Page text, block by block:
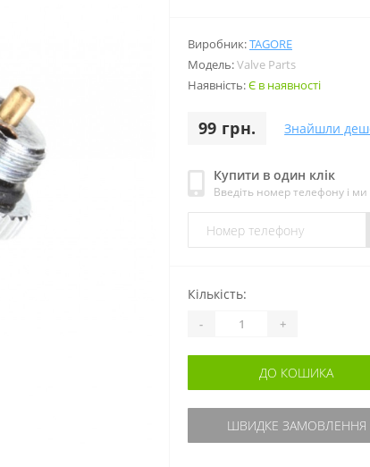
Виробник:TAGORE
Модель:Valve Parts
Наявність:Є в наявності
99 грн. Знайшли
Купити в один клік
Введіть номер телефону і
Кількість:
- +
ДО КОШИКА
ШВИДКЕ ЗАМОВЛЕННЯ